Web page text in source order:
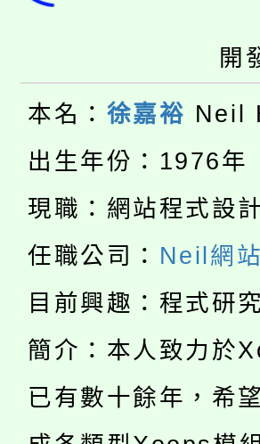
生本土語及
公告本校
代理(課)教師
公告本校115
代理(課)教師
轉知中國文
《TA101》
程，歡迎學
心理、諮商
系所師生報
淨零綠生活
會
115年食農教
程
學期銜接期
學籍身 分審
版
淨零綠領人
公告本校
代理(課)教師
開
本名： 徐嘉裕 Neil
出生年份：1976年
現職：網站程式設
任職公司： Neil網
目前興趣：程式研
簡介：本人致力於
已有數十餘年，希